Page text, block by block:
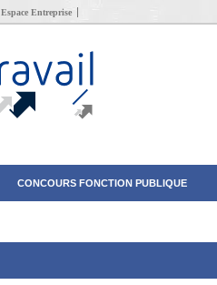
Espace Entreprise
CONCOURS FONCTION PUBLIQUE